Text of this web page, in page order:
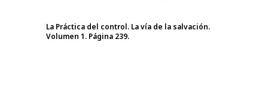
La Práctica del control. La vía de la salvación.
Volumen 1. Página 239.